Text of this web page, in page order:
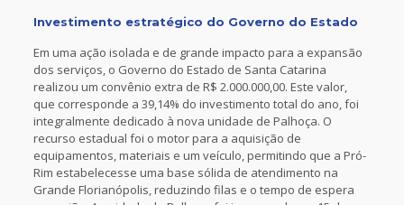
Investimento estratégico do Governo do Estado
Em uma ação isolada e de grande impacto para a expansão
dos serviços, o Governo do Estado de Santa Catarina
realizou um convênio extra de R$ 2.000.000,00. Este valor,
que corresponde a 39,14% do investimento total do ano, foi
integralmente dedicado à nova unidade de Palhoça. O
recurso estadual foi o motor para a aquisição de
equipamentos, materiais e um veículo, permitindo que a Pró-
Rim estabelecesse uma base sólida de atendimento na
Grande Florianópolis, reduzindo filas e o tempo de espera